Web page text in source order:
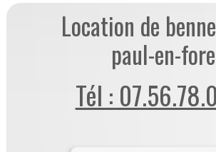
Location de
paul-en-
Tél :